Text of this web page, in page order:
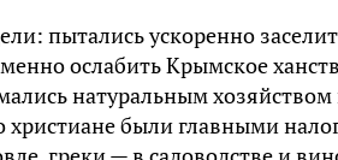
пытались ускоренно
ослабить Крымское
натуральным хозяйством
были главными